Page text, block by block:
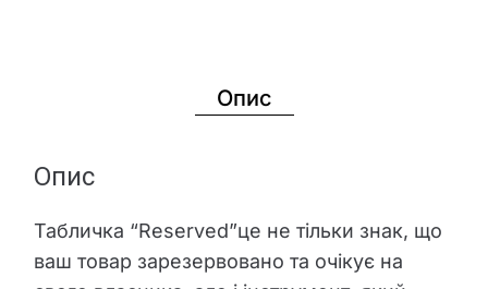
Опис
Опис
Табличка “Reserved”це не тільки знак, що
ваш товар зарезервовано та очікує на